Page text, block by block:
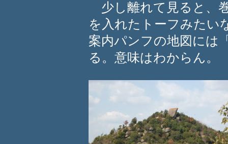
少し離れて見ると、
を入れたトーフみたい
案内パンフの地図には
る。意味はわからん。